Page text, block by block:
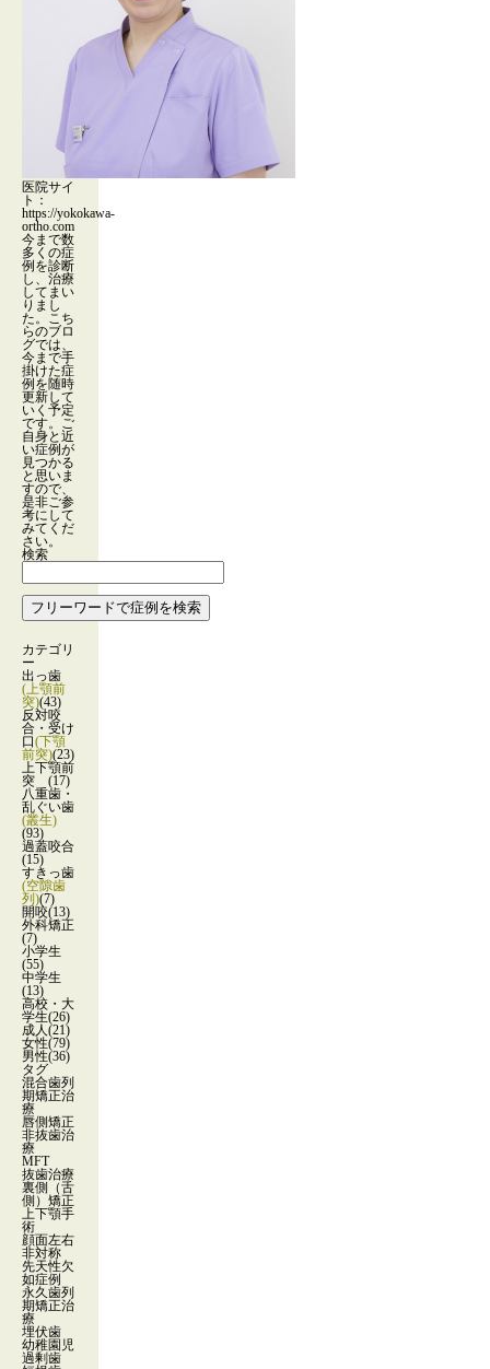
医院サイ
ト：
https://yokokawa-
ortho.com
今まで数
多くの症
例を診断
し、治療
してまい
りまし
た。こち
らのブロ
グでは、
今まで手
掛けた症
例を随時
更新して
いく予定
です。ご
自身と近
い症例が
見つかる
と思いま
すので、
是非ご参
考にして
みてくだ
さい。
検索
カテゴリ
ー
出っ歯
(上顎前
突)(43)
反対咬
合・受け
口(下顎
前突)(23)
上下顎前
突 (17)
八重歯・
乱ぐい歯
(叢生)
(93)
過蓋咬合
(15)
すきっ歯
(空隙歯
列)(7)
開咬(13)
外科矯正
(7)
小学生
(55)
中学生
(13)
高校・大
学生(26)
成人(21)
女性(79)
男性(36)
タグ
混合歯列
期矯正治
療
唇側矯正
非抜歯治
療
MFT
抜歯治療
裏側（舌
側）矯正
上下顎手
術
顔面左右
非対称
先天性欠
如症例
永久歯列
期矯正治
療
埋伏歯
幼稚園児
過剰歯